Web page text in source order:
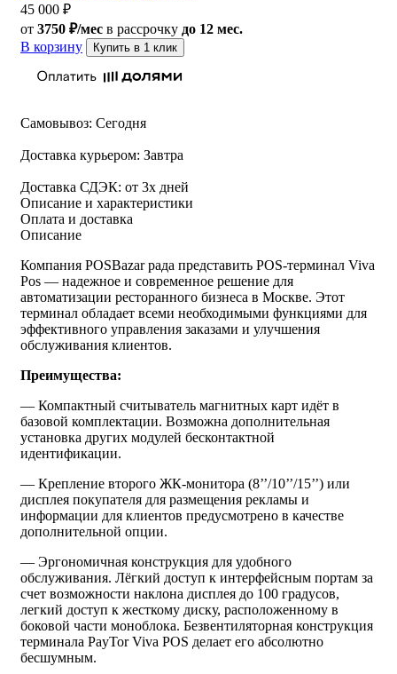
45 000 ₽
от 3750 ₽/мес в рассрочку до 12 мес.
В корзину
Купить в 1 клик
Самовывоз: Сегодня
Доставка курьером: Завтра
Доставка СДЭК: от 3х дней
Описание и характеристики
Оплата и доставка
Описание
Компания POSBazar рада представить POS-терминал Viva
Pos — надежное и современное решение для
автоматизации ресторанного бизнеса в Москве. Этот
терминал обладает всеми необходимыми функциями для
эффективного управления заказами и улучшения
обслуживания клиентов.
Преимущества:
— Компактный считыватель магнитных карт идёт в
базовой комплектации. Возможна дополнительная
установка других модулей бесконтактной
идентификации.
— Крепление второго ЖК-монитора (8’’/10’’/15’’) или
дисплея покупателя для размещения рекламы и
информации для клиентов предусмотрено в качестве
дополнительной опции.
— Эргономичная конструкция для удобного
обслуживания. Лёгкий доступ к интерфейсным портам за
счет возможности наклона дисплея до 100 градусов,
легкий доступ к жесткому диску, расположенному в
боковой части моноблока. Безвентиляторная конструкция
терминала PayTor Viva POS делает его абсолютно
бесшумным.